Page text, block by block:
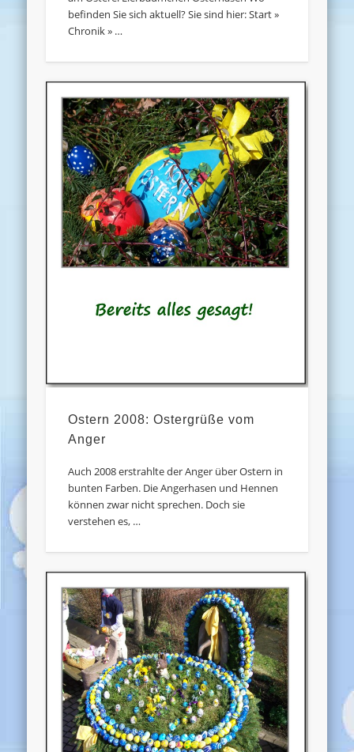
befinden Sie sich aktuell? Sie sind hier: Start »
Chronik » …
Ostern 2008: Ostergrüße vom
Anger
Auch 2008 erstrahlte der Anger über Ostern in
bunten Farben. Die Angerhasen und Hennen
können zwar nicht sprechen. Doch sie
verstehen es, …